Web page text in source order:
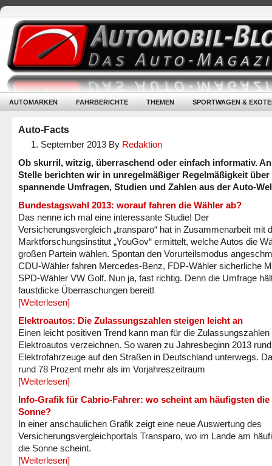
AUTOMARKEN FAHRBERICHTE THEMEN SPORTWAGEN &
Auto-Facts
1. September 2013 By Redaktion
Ob skurril, witzig, überraschend oder einfach informativ.
Stelle berichten wir in unregelmäßiger Regelmäßigkeit über
spannende Umfragen, Studien und Zahlen aus der Auto-
Bundestagswahl 2013: worauf fahren die Wähler ab?
Das nenne ich mal eine interessante Studie! Der
Versicherungsvergleich „transparo“ hat in Zusammenarbeit mit
Marktforschungsinstitut „YouGov“ ermittelt, welche Autos die
großen Partein wählen. Spontan den Vorurteilsmodus
CDU-Wähler fahren Mercedes-Benz, FDP-Wähler sicherliche
SPD-Wähler VW Golf. Nun ja, fast richtig. Denn die Umfrage
faustdicke Überraschungen bereit!
[Weiterlesen]
Elektroautos: Die Zulassungszahlen steigen leicht an
Einen leicht positiven Trend kann man für die Zulassungszahlen
Elektroautos verzeichnen. So waren zu Jahresbeginn 2013
Elektrofahrzeuge auf den Straßen in Deutschland unterwegs.
rund 78 Prozent mehr als im Vorjahreszeitraum
[Weiterlesen]
Info-Grafik für Cabrio-Fahrer: wo scheint am häufigsten die
Sonne?
In einer anschaulichen Grafik zeigt eine neue Auswertung des
Versicherungsvergleichportals Transparo, wo im Lande am
die Sonne scheint.
[Weiterlesen]